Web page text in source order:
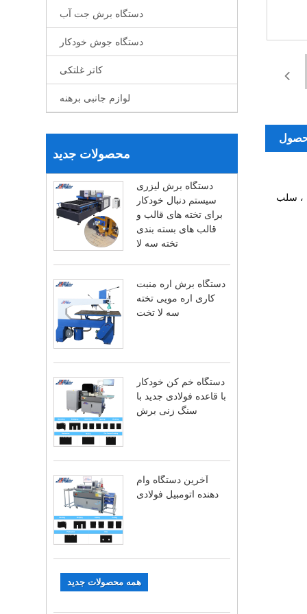
دستگاه برش جت آب
دستگاه جوش خودکار
کاتر غلتکی
لوازم جانبی برهنه
محصولات جدید
دستگاه برش لیزری
سیستم دنبال خودکار
برای تخته های قالب و
قالب های بسته بندی
تخته سه لا
دستگاه برش اره منبت
کاری اره مویی تخته
سه لا تخت
دستگاه خم کن خودکار
با قاعده فولادی جدید با
سنگ زنی برش
آخرین دستگاه وام
دهنده اتومبیل فولادی
همه محصولات جدید
، سلب